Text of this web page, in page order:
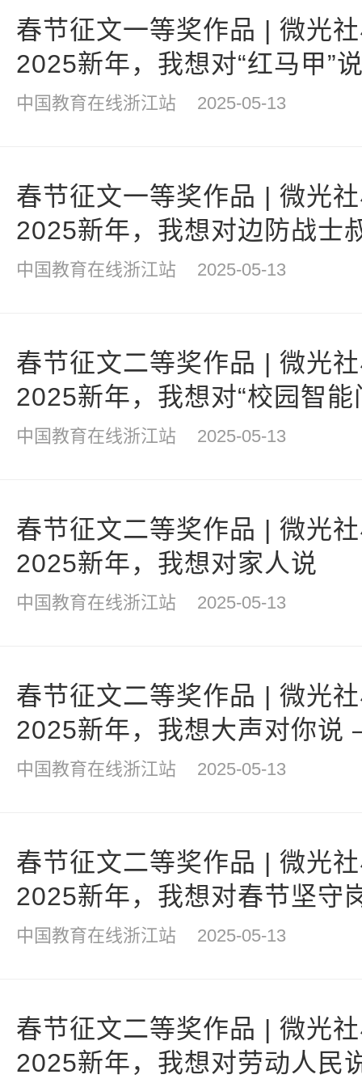
春节征文一等奖作品 | 微光
2025新年，我想对“红马甲”
中国教育在线浙江站 2025-05-13
春节征文一等奖作品 | 微光
2025新年，我想对边防战士
中国教育在线浙江站 2025-05-13
春节征文二等奖作品 | 微光
2025新年，我想对“校园智
说
中国教育在线浙江站 2025-05-13
春节征文二等奖作品 | 微光
2025新年，我想对家人说
中国教育在线浙江站 2025-05-13
春节征文二等奖作品 | 微光
2025新年，我想大声对你
梦
中国教育在线浙江站 2025-05-13
春节征文二等奖作品 | 微光
2025新年，我想对春节坚守
中国教育在线浙江站 2025-05-13
春节征文二等奖作品 | 微光
2025新年，我想对劳动人民